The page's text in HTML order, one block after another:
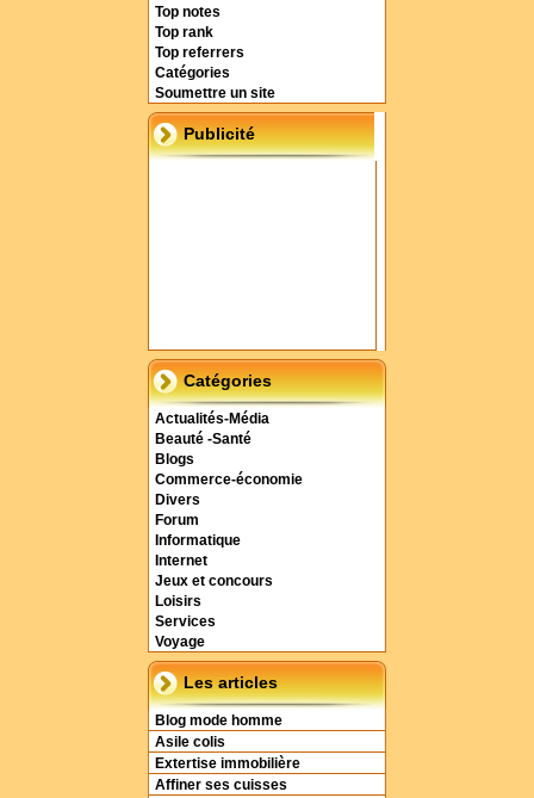
Top notes
Top rank
Top referrers
Catégories
Soumettre un site
Publicité
Catégories
Actualités-Média
Beauté -Santé
Blogs
Commerce-économie
Divers
Forum
Informatique
Internet
Jeux et concours
Loisirs
Services
Voyage
Les articles
Blog mode homme
Asile colis
Extertise immobilière
Affiner ses cuisses